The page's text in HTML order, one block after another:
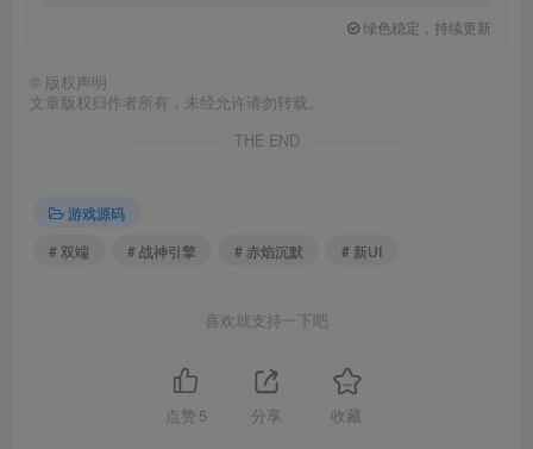
绿色稳定，持续更新
© 版权声明
文章版权归作者所有，未经允许请勿转载。
THE END
游戏源码
# 双端
# 战神引擎 # 赤焰沉默 # 新UI
喜欢就支持一下吧
点赞 5 分享 收藏